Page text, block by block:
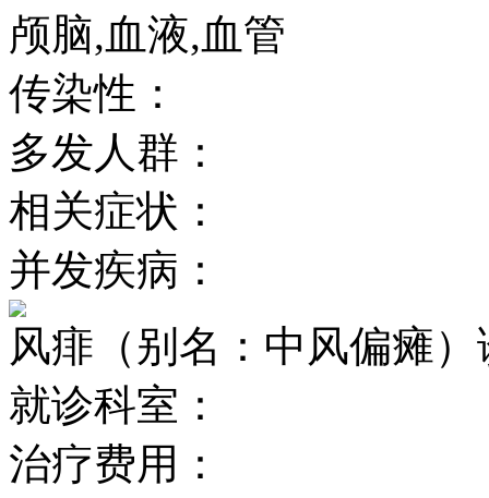
颅脑,血液,血管
传染性：
多发人群：
相关症状：
并发疾病：
风痱（别名：中风偏瘫
就诊科室：
治疗费用：